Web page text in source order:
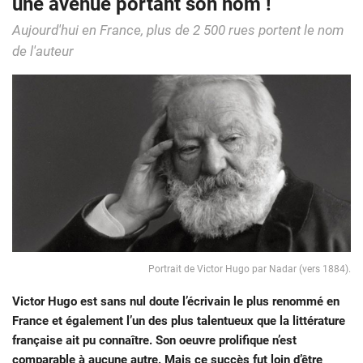
Aujourd'hui en France, plus de 2 500 rues portent le nom
de l'auteur
Portrait de Victor Hugo par Nadar (vers 1884).
Victor Hugo est sans nul doute l’écrivain le plus renommé en
France et également l’un des plus talentueux que la littérature
française ait pu connaître. Son oeuvre prolifique n’est
comparable à aucune autre. Mais ce succès fut loin d’être